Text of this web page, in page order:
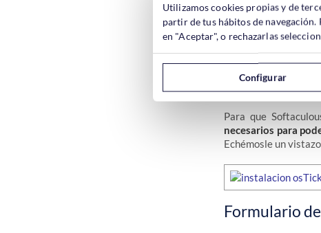
Datos para
Para que
necesarios para
Echémosle un
Formulario
Utilizamos cookies propias y de
partir de tus hábitos de
en "Aceptar", o rechazarlas
Configurar